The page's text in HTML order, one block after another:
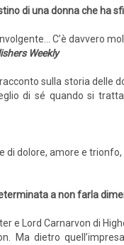
di una donna che ha
C’è davvero
Weekly
sulla storia delle
di sé quando si
di dolore, amore e
a non farla
e Lord Carnarvon di
Ma dietro